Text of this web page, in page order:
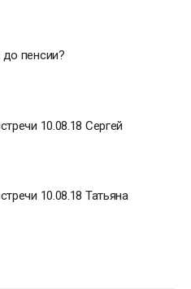
пенсии?
10.08.18 Сергей
10.08.18 Татьяна